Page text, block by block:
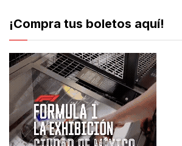
¡Compra tus boletos aquí!